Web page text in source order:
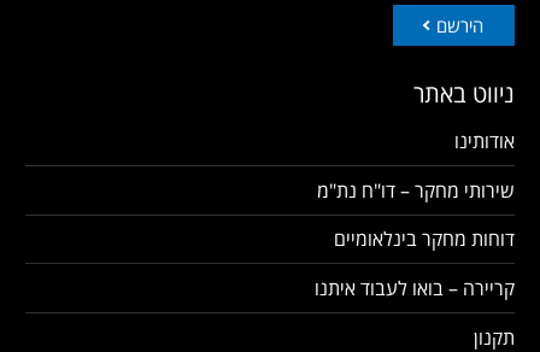
הירשם
ניווט באתר
אודותינו
שירותי מחקר – דו"ח נת"מ
דוחות מחקר בינלאומיים
קריירה – בואו לעבוד איתנו
תקנון